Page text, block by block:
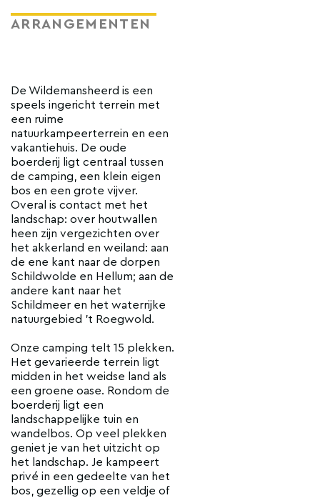
ARRANGEMENTEN
De Wildemansheerd is een
speels ingericht terrein met
een ruime
natuurkampeerterrein en een
vakantiehuis. De oude
boerderij ligt centraal tussen
de camping, een klein eigen
bos en een grote vijver.
Overal is contact met het
landschap: over houtwallen
heen zijn vergezichten over
het akkerland en weiland: aan
de ene kant naar de dorpen
Schildwolde en Hellum; aan de
andere kant naar het
Schildmeer en het waterrijke
natuurgebied ’t Roegwold.
Onze camping telt 15 plekken.
Het gevarieerde terrein ligt
midden in het weidse land als
een groene oase. Rondom de
boerderij ligt een
landschappelijke tuin en
wandelbos. Op veel plekken
geniet je van het uitzicht op
het landschap. Je kampeert
privé in een gedeelte van het
bos, gezellig op een veldje of